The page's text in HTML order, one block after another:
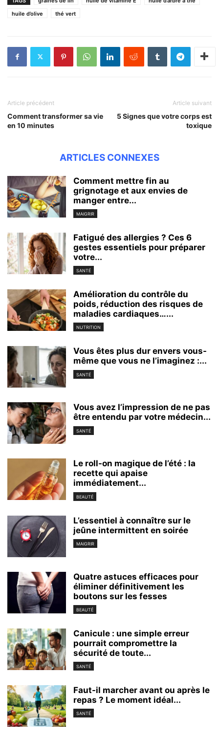
huile d’olive
thé vert
Article précédent
Comment transformer sa vie
en 10 minutes
Article suivant
5 Signes que votre corps est
toxique
ARTICLES CONNEXES
Comment mettre fin au
grignotage et aux envies de
manger entre...
MAIGRIR
Fatigué des allergies ? Ces 6
gestes essentiels pour préparer
votre...
SANTÉ
Amélioration du contrôle du
poids, réduction des risques de
maladies cardiaques…...
NUTRITION
Vous êtes plus dur envers vous-
même que vous ne l’imaginez :...
SANTÉ
Vous avez l’impression de ne pas
être entendu par votre médecin...
SANTÉ
Le roll-on magique de l’été : la
recette qui apaise
immédiatement...
BEAUTÉ
L’essentiel à connaître sur le
jeûne intermittent en soirée
MAIGRIR
Quatre astuces efficaces pour
éliminer définitivement les
boutons sur les fesses
BEAUTÉ
Canicule : une simple erreur
pourrait compromettre la
sécurité de toute...
SANTÉ
Faut-il marcher avant ou après le
repas ? Le moment idéal...
SANTÉ